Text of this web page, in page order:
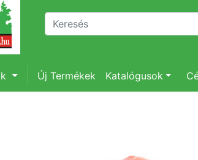
Új Termékek Katalógusok